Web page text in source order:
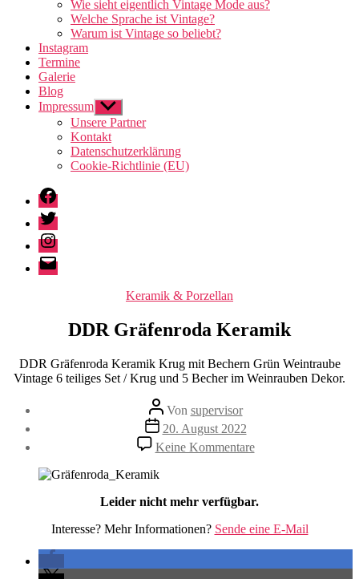
Wie sieht eigentlich Vintage Mode aus?
Welche Sprache ist Vintage?
Warum ist Vintage so beliebt?
Instagram
Termine
Galerie
Blog
Impressum Untermenü
anzeigen
Unsere Partner
Kontakt
Datenschutzerklärung
Cookie-Richtlinie (EU)
Facebook
Twitter
Instagram
E-
Mail
Kategorien
Keramik & Porzellan
DDR Gräfenroda Keramik
DDR Gräfenroda Keramik Krug mit Bechern Grün Weintraube
Vintage 6 teiliges Set / Krug und 5 Becher im Weinrauben Dekor.
Beitragsautor
Von supervisor
Veröffentlichungsdatum
20. August 2022
Keine Kommentarezu
DDR
Leider nicht mehr verfügbar.
Interesse? Mehr Informationen? Sende eine E-Mail